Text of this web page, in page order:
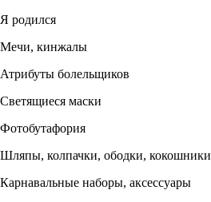
Я родился
Мечи, кинжалы
Атрибуты болельщиков
Светящиеся маски
Фотобутафория
Шляпы, колпачки, ободки, кокошники
Карнавальные наборы, аксессуары